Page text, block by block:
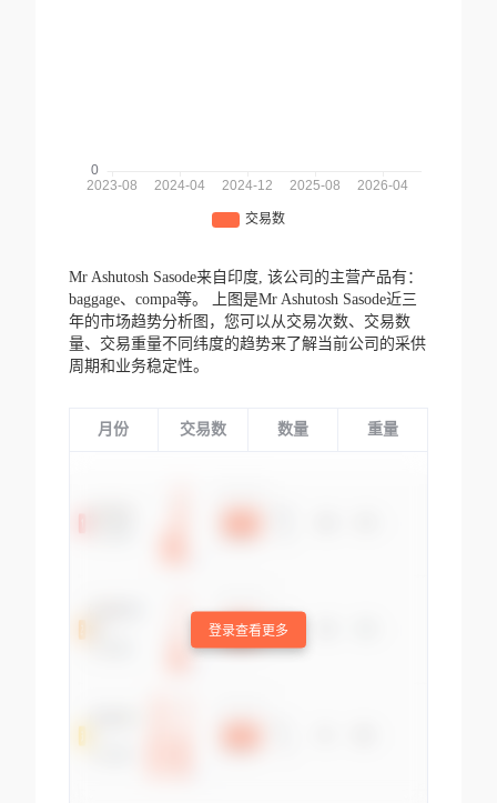
Mr Ashutosh Sasode来自印度, 该公司的主营产品有：
baggage、compa等。
上图是Mr Ashutosh Sasode近三
年的市场趋势分析图，您可以从交易次数、交易数
量、交易重量不同纬度的趋势来了解当前公司的采供
周期和业务稳定性。
月份 交易数 数量 重量
登录查看更多